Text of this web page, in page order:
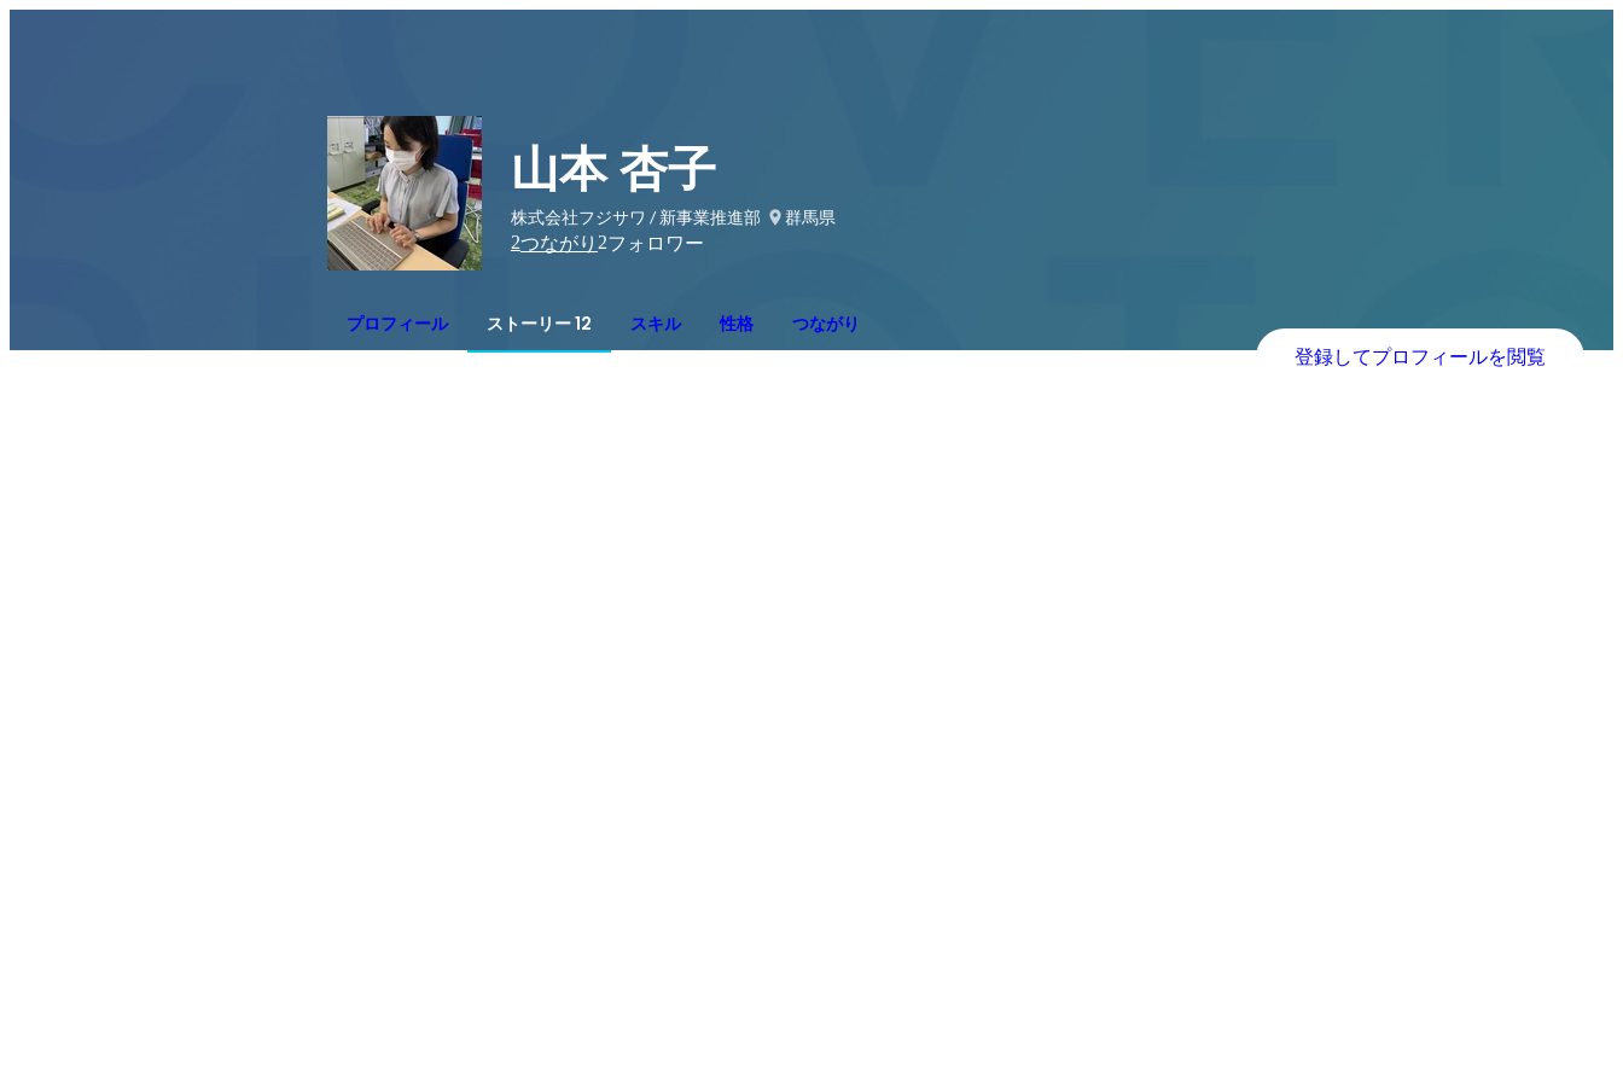
山本 杏子
株式会社フジサワ / 新事業推進部
群馬県
2つながり 2フォロワー
プロフィール ストーリー 12 スキル 性格 つながり
登録してプロフィールを閲覧